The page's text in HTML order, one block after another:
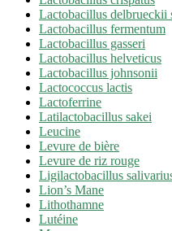
Lactobacillus delbrueckii
Lactobacillus fermentum
Lactobacillus gasseri
Lactobacillus helveticus
Lactobacillus johnsonii
Lactococcus lactis
Lactoferrine
Latilactobacillus sakei
Leucine
Levure de bière
Levure de riz rouge
Ligilactobacillus
Lion’s Mane
Lithothamne
Lutéine